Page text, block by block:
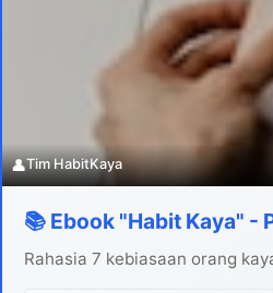
👤Tim HabitKaya
📚 Ebook "Habit Kaya" -
Rahasia 7 kebiasaan orang